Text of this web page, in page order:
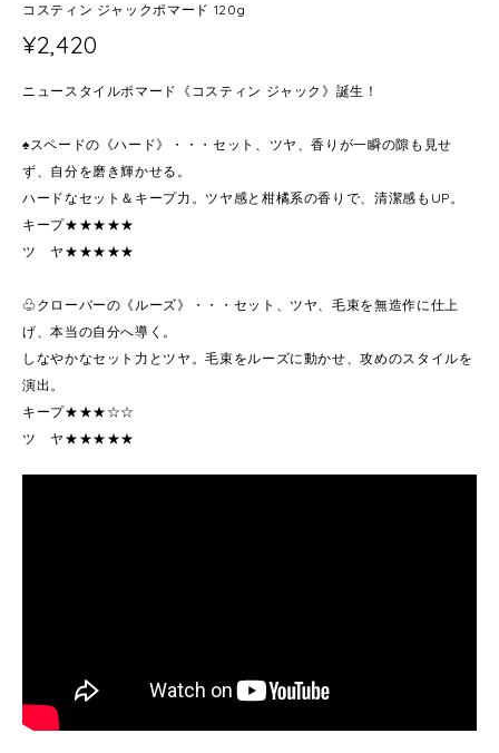
コスティン ジャックポマード 120g
¥2,420
ニュースタイルポマード《コスティン ジャック》誕生！
♠スペードの《ハード》・・・セット、ツヤ、香りが一瞬の隙も見せ
ず、自分を磨き輝かせる。
ハードなセット＆キープ力。ツヤ感と柑橘系の香りで、清潔感もUP。
キープ★★★★★
ツ ヤ★★★★★
♧クローバーの《ルーズ》・・・セット、ツヤ、毛束を無造作に仕上
げ、本当の自分へ導く。
しなやかなセット力とツヤ。毛束をルーズに動かせ、攻めのスタイルを
演出。
キープ★★★☆☆
ツ ヤ★★★★★